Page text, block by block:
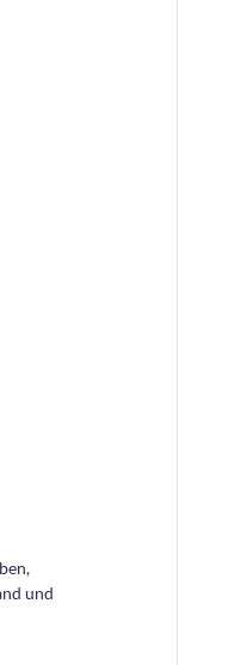
und